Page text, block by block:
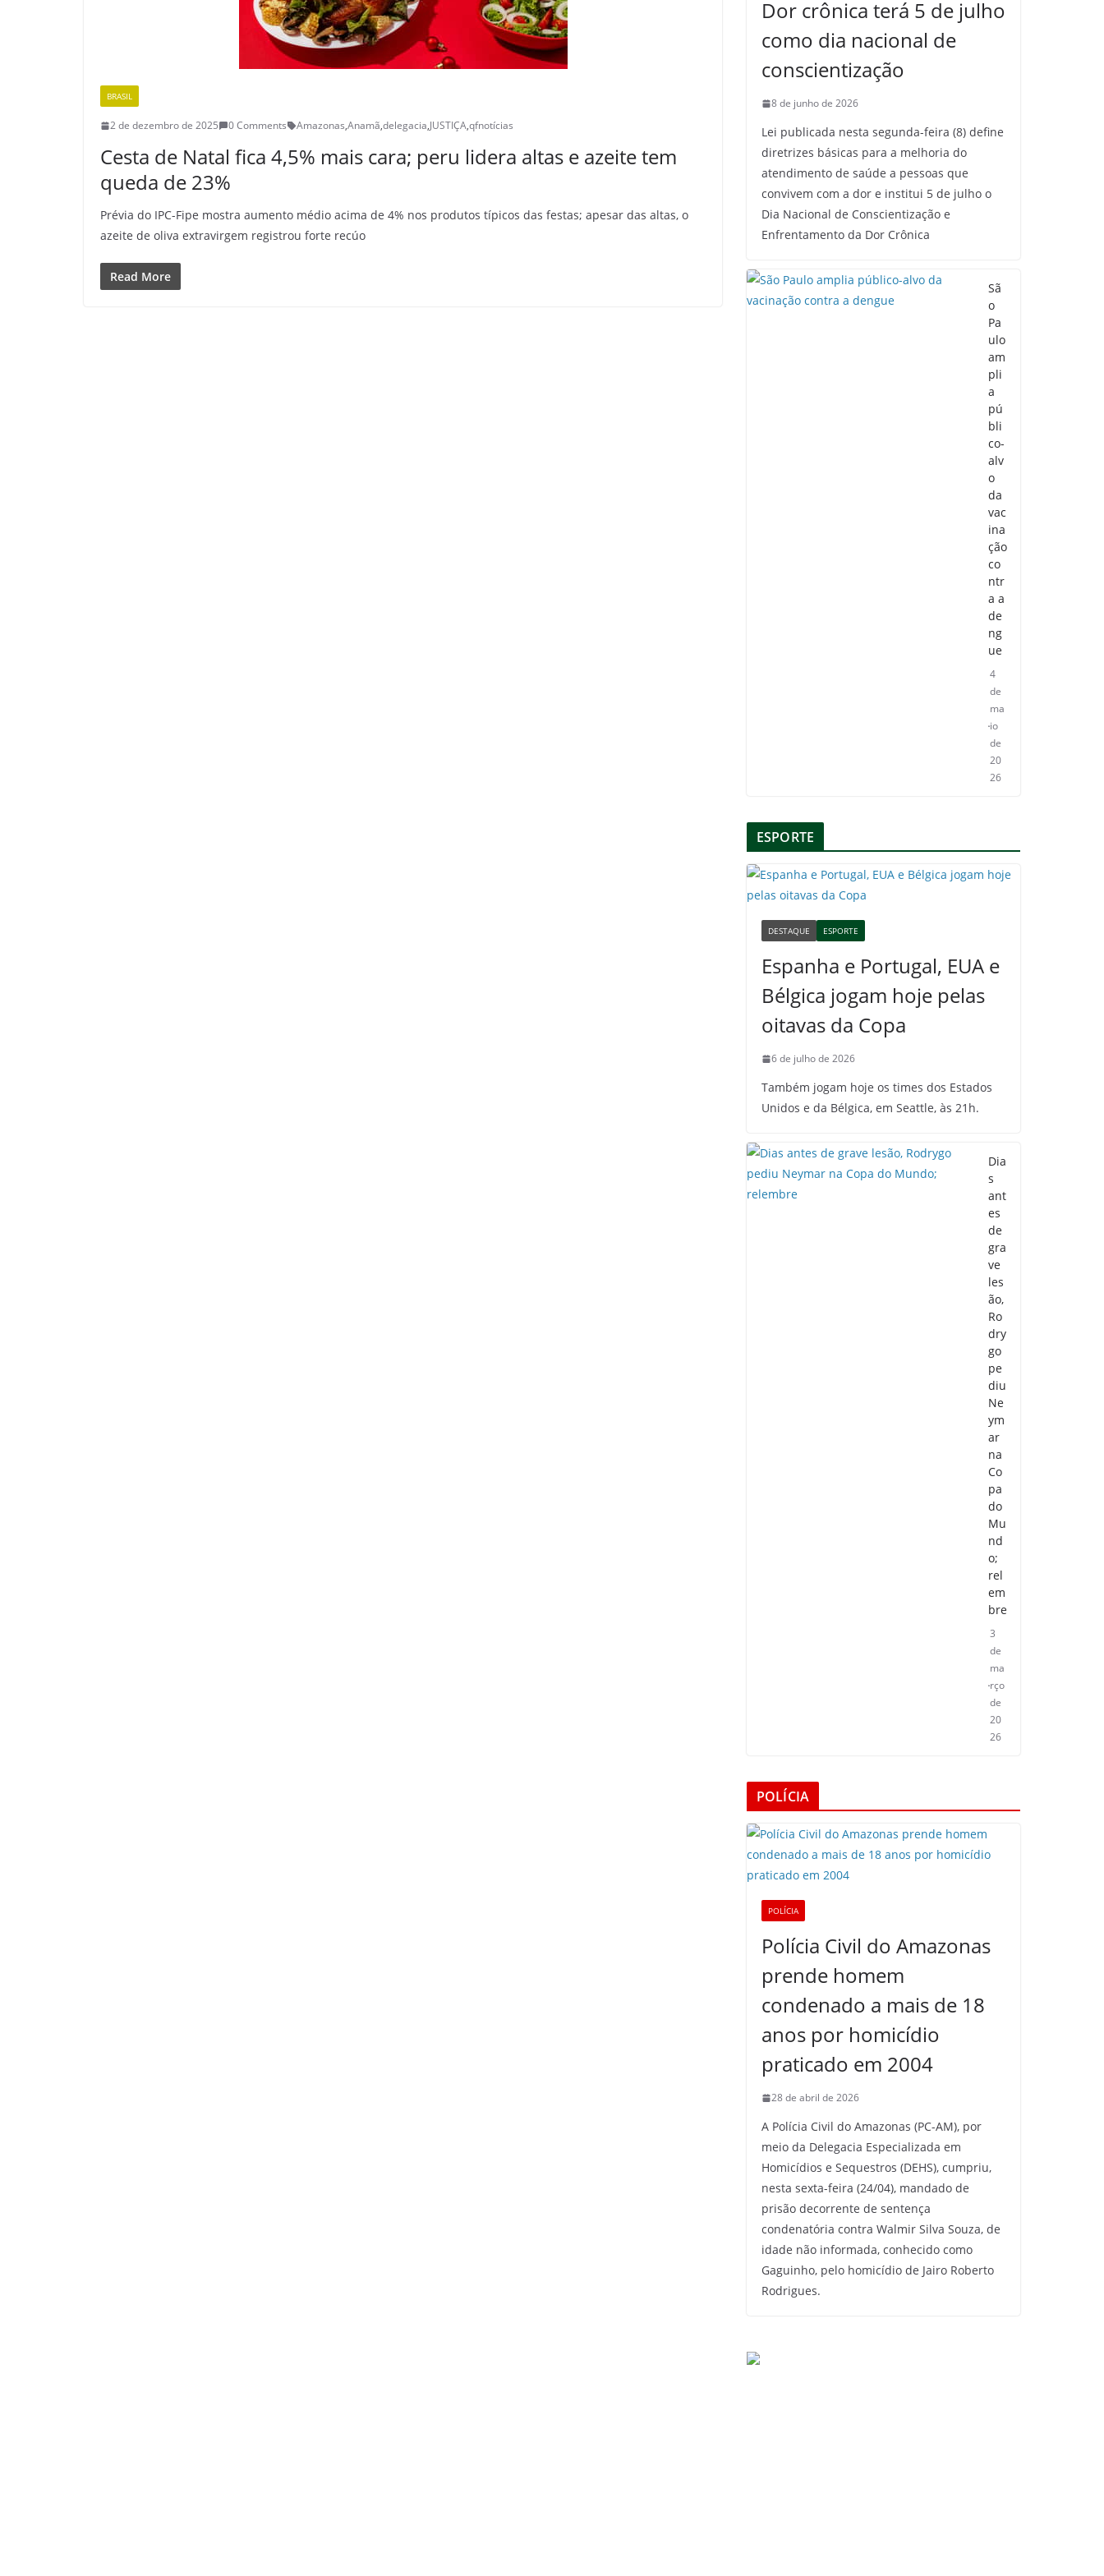
BRASIL
2 de dezembro de 2025 0 Comments Amazonas,Anamã,delegacia,JUSTIÇA,qfnotícias
Cesta de Natal fica 4,5% mais cara; peru lidera altas e azeite tem
queda de 23%
Prévia do IPC-Fipe mostra aumento médio acima de 4% nos produtos típicos das festas; apesar das altas, o
azeite de oliva extravirgem registrou forte recúo
Read More
Dor crônica terá 5 de julho
como dia nacional de
conscientização
8 de junho de 2026
Lei publicada nesta segunda-feira (8) define
diretrizes básicas para a melhoria do
atendimento de saúde a pessoas que
convivem com a dor e institui 5 de julho o
Dia Nacional de Conscientização e
Enfrentamento da Dor Crônica
Sã
o
Pa
ulo
am
pli
a
pú
bli
co-
alv
o
da
vac
ina
ção
co
ntr
a a
de
ng
ue
4
de
ma
io
de
20
26
ESPORTE
DESTAQUE ESPORTE
Espanha e Portugal, EUA e
Bélgica jogam hoje pelas
oitavas da Copa
6 de julho de 2026
Também jogam hoje os times dos Estados
Unidos e da Bélgica, em Seattle, às 21h.
Dia
s
ant
es
de
gra
ve
les
ão,
Ro
dry
go
pe
diu
Ne
ym
ar
na
Co
pa
do
Mu
nd
o;
rel
em
bre
3
de
ma
rço
de
20
26
POLÍCIA
POLÍCIA
Polícia Civil do Amazonas
prende homem
condenado a mais de 18
anos por homicídio
praticado em 2004
28 de abril de 2026
A Polícia Civil do Amazonas (PC-AM), por
meio da Delegacia Especializada em
Homicídios e Sequestros (DEHS), cumpriu,
nesta sexta-feira (24/04), mandado de
prisão decorrente de sentença
condenatória contra Walmir Silva Souza, de
idade não informada, conhecido como
Gaguinho, pelo homicídio de Jairo Roberto
Rodrigues.